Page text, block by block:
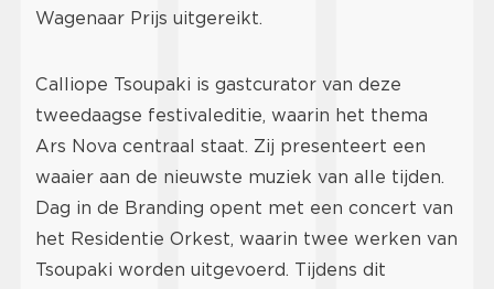
Wagenaar Prijs uitgereikt.
Calliope Tsoupaki is gastcurator van deze
tweedaagse festivaleditie, waarin het thema
Ars Nova centraal staat. Zij presenteert een
waaier aan de nieuwste muziek van alle tijden.
Dag in de Branding opent met een concert van
het Residentie Orkest, waarin twee werken van
Tsoupaki worden uitgevoerd. Tijdens dit